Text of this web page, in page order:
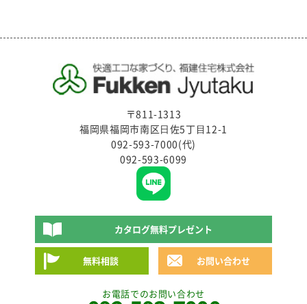
〒811-1313
福岡県福岡市南区⽇佐5丁⽬12-1
092-593-7000(代)
092-593-6099
カタログ無料プレゼント
無料相談 お問い合わせ
お電話でのお問い合わせ